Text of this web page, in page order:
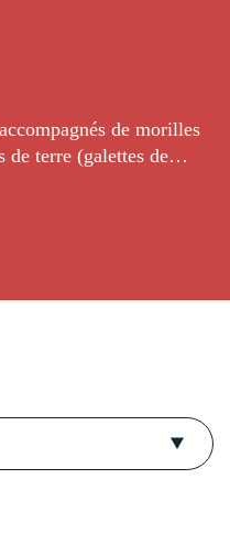
de morilles
de terre (galettes de